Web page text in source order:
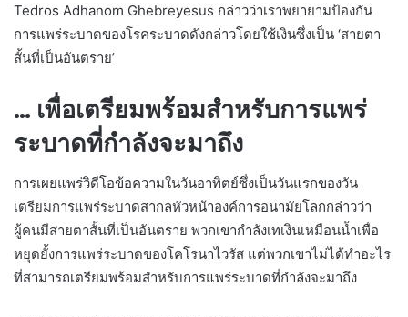
Tedros Adhanom Ghebreyesus กล่าวว่าเราพยายามป้องกัน
การแพร่ระบาดของโรคระบาดดังกล่าวโดยใช้เงินซึ่งเป็น ‘สายตา
สั้นที่เป็นอันตราย’
… เพื่อเตรียมพร้อมสำหรับการแพร่
ระบาดที่กำลังจะมาถึง
การเผยแพร่วิดีโอข้อความในวันอาทิตย์ซึ่งเป็นวันแรกของวัน
เตรียมการแพร่ระบาดสากลหัวหน้าองค์การอนามัยโลกกล่าวว่า
ผู้คนมีสายตาสั้นที่เป็นอันตราย พวกเขากำลังเทเงินเหมือนน้ำเพื่อ
หยุดยั้งการแพร่ระบาดของโคโรนาไวรัส แต่พวกเขาไม่ได้ทำอะไร
ที่สามารถเตรียมพร้อมสำหรับการแพร่ระบาดที่กำลังจะมาถึง